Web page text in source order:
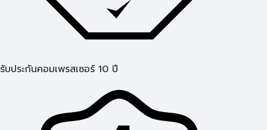
รับประกันคอมเพรสเซอร์ 10 ปี